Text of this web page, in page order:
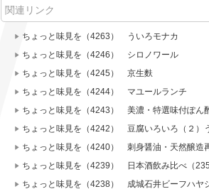
関連リンク
ちょっと味見を（4263） ういろモナカ
ちょっと味見を（4246） シロノワール
ちょっと味見を（4245） 京生麩
ちょっと味見を（4244） マユールランチ
ちょっと味見を（4243） 美濃・特選味付ぽん
ちょっと味見を（4242） 豆腐いろいろ（２）
ちょっと味見を（4240） 刺身醤油・天然醸造
ちょっと味見を（4239） 日本酒飲み比べ（
ちょっと味見を（4238） 成城石井ビーフハヤ